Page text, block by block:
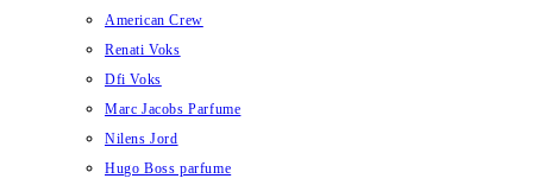
American Crew
Renati Voks
Dfi Voks
Marc Jacobs Parfume
Nilens Jord
Hugo Boss parfume